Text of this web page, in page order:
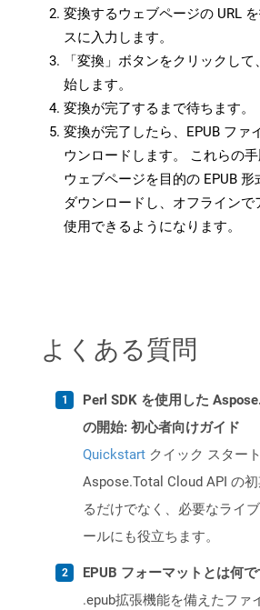
変換するウェブページの URL
スに入力します。
「変換」ボタンをクリックし
始します。
変換が完了するまで待ちます。
変換が完了したら、EPUB ファ
ウンロードします。 これらの手
ウェブページを目的の EPUB
ダウンロードし、オフライン
使用できるようになります。
よくある質問
Perl SDK を使用した
の開始: 初心者向けガイド
Quickstart クイック スタート
Aspose.Total Cloud API の
るだけでなく、必要なライ
ールにも役立ちます。
EPUB フォーマットとは何
.epub拡張機能を備えたファ